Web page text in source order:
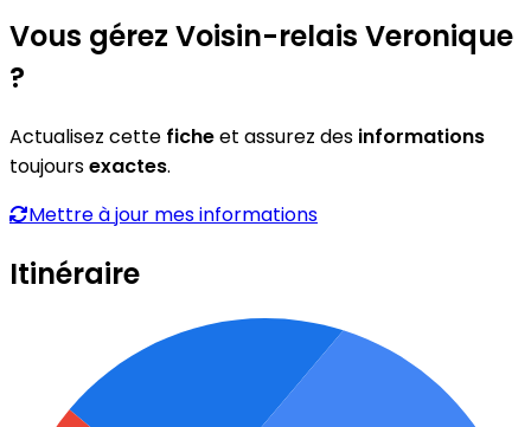
Vous gérez Voisin-relais Veronique
?
Actualisez cette ficheet assurez des informations
toujoursexactes.
Mettre à jour mes informations
Itinéraire